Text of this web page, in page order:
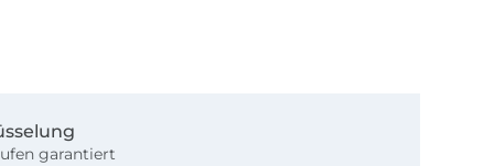
garantiert